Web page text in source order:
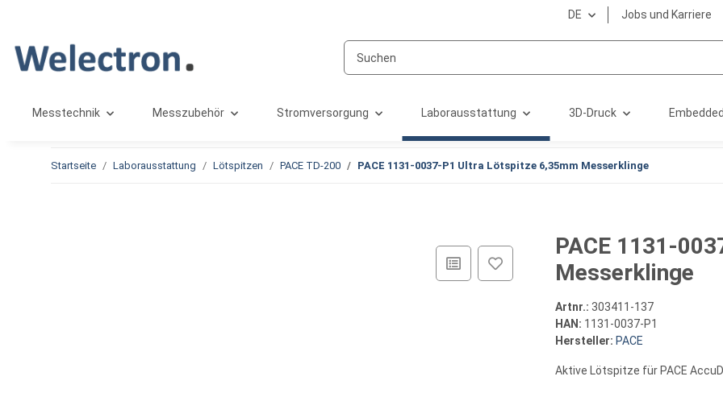
DE Jobs und Karriere
Messtechnik Messzubehör Stromversorgung Laborausstattung 3D-Druck
Startseite Laborausstattung Lötspitzen PACE TD-200 PACE 1131-0037-P1 Ultra Lötspitze 6,35mm Messerklinge
PACE 1131-
Messerklinge
Artnr.: 303411-137
HAN: 1131-0037-P1
Hersteller: PACE
Aktive Lötspitze für PACE